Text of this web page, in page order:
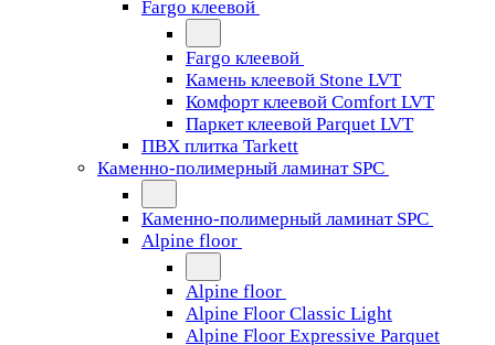
Fargo клеевой
Fargo клеевой
Камень клеевой Stone LVT
Комфорт клеевой Comfort LVT
Паркет клеевой Parquet LVT
ПВХ плитка Tarkett
Каменно-полимерный ламинат SPC
Каменно-полимерный ламинат SPC
Alpine floor
Alpine floor
Alpine Floor Classic Light
Alpine Floor Expressive Parquet